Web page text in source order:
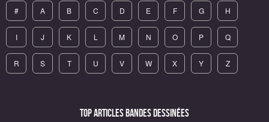
# A B C D E F G H
I J K L M N O P Q
R S T U V W X Y Z
Top articles Bandes Dessinées